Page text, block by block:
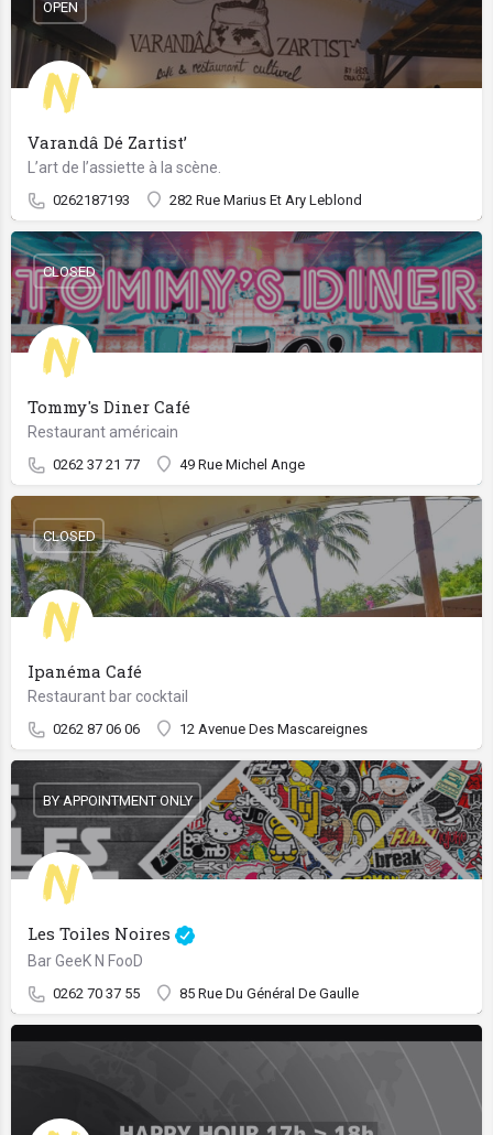
Varandâ Dé Zartist’
L’art de l’assiette à la scène.
0262187193 282 Rue Marius Et Ary Leblond
OPEN
Tommy's Diner Café
Restaurant américain
0262 37 21 77 49 Rue Michel Ange
CLOSED
Ipanéma Café
Restaurant bar cocktail
0262 87 06 06 12 Avenue Des Mascareignes
CLOSED
Les Toiles Noires
Bar GeeK N FooD
0262 70 37 55 85 Rue Du Général De Gaulle
BY APPOINTMENT ONLY